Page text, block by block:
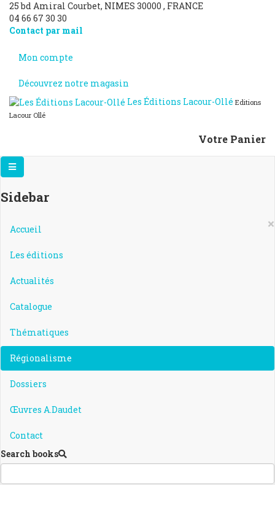
25 bd Amiral Courbet, NIMES 30000 , FRANCE
04 66 67 30 30
Contact par mail
Mon compte
Découvrez notre magasin
Les Éditions Lacour-Ollé Editions
Lacour Ollé
Votre Panier
Sidebar
×
Accueil
Les éditions
Actualités
Catalogue
Thématiques
Régionalisme
Dossiers
Œuvres A.Daudet
Contact
Search books